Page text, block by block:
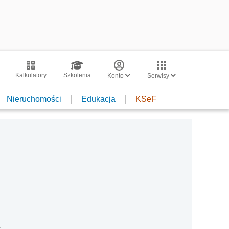
Kalkulatory Szkolenia Konto Serwisy
Nieruchomości Edukacja KSeF